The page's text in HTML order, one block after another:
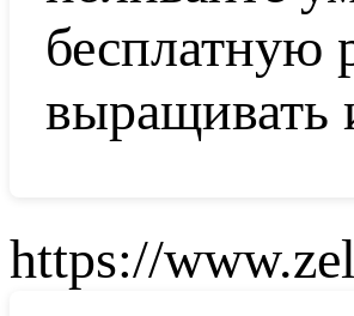
бесплатную
выращивать
https://